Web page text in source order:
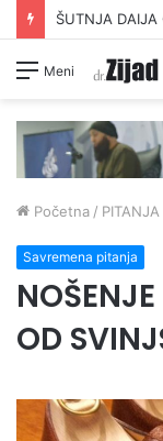
ŠUTNJA DAIJA
Meni
Početna /
Savremena pitanja
OD